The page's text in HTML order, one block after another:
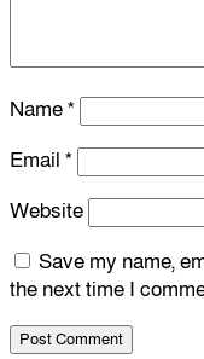
Name*
Email *
Website
Save my name,
the next time I